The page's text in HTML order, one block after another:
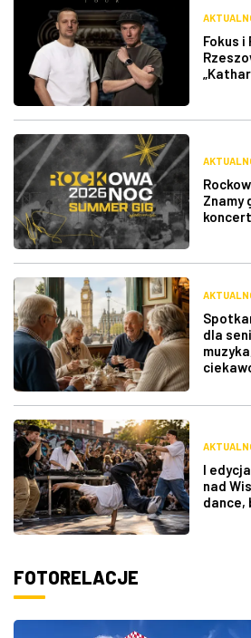
Fokus i
Znamy
dla
I
nad
dance,
FOTORELACJE